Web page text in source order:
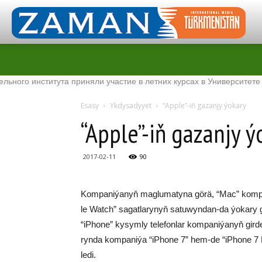
института приняли участие в летних курсах в Университете
Esasy Ykdysadyyet “App­le”-iň ga­zan­jy ýo­ka­ry
“App­le”-iň ga­zan­jy
2017-02-11 90
Kom­pa­ni­ýa­nyň mag­lu­ma­ty­na gö­rä, “Mac”
le Watch” sa­gat­la­ry­nyň sa­tu­wyn­dan-da ýo­ka­ry
“iP­ho­ne” ky­sym­ly te­le­fon­lar kom­pa­ni­ýa­nyň
ryn­da kom­pa­ni­ýa “iP­ho­ne 7” hem-de “iP­ho­ne
le­di.